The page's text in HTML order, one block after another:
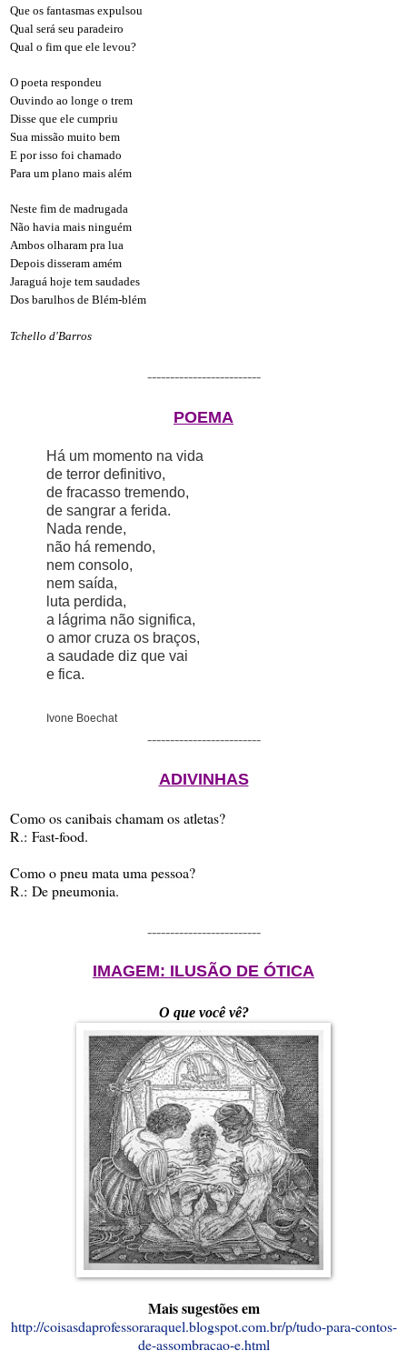
Que os fantasmas expulsou
Qual será seu paradeiro
Qual o fim que ele levou?
O poeta respondeu
Ouvindo ao longe o trem
Disse que ele cumpriu
Sua missão muito bem
E por isso foi chamado
Para um plano mais além
Neste fim de madrugada
Não havia mais ninguém
Ambos olharam pra lua
Depois disseram amém
Jaraguá hoje tem saudades
Dos barulhos de Blém-blém
Tchello d'Barros
-------------------------
POEMA
Há um momento na vida
de terror definitivo,
de fracasso tremendo,
de sangrar a ferida.
Nada rende,
não há remendo,
nem consolo,
nem saída,
luta perdida,
a lágrima não significa,
o amor cruza os braços,
a saudade diz que vai
e fica.
Ivone Boechat
-------------------------
ADIVINHAS
Como os canibais chamam os atletas?
R.: Fast-food.
Como o pneu mata uma pessoa?
R.: De pneumonia.
-------------------------
IMAGEM: ILUSÃO DE ÓTICA
O que você vê?
Mais sugestões em
http://coisasdaprofessoraraquel.blogspot.com.br/p/tudo-para-contos-
de-assombracao-e.html